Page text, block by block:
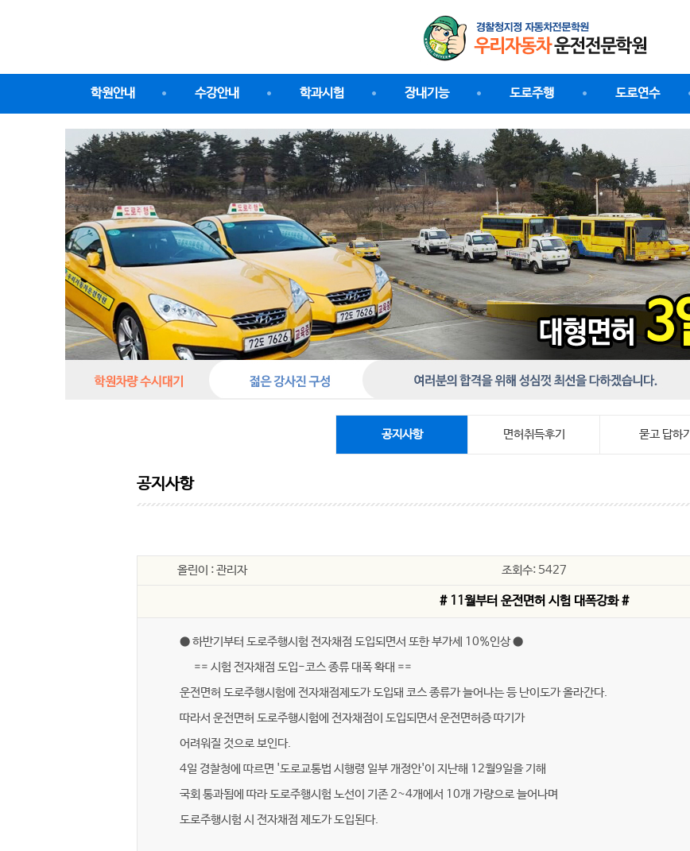
학원안내 수강안내 학과시험 장내기능 도로주행 도로연수
공지사항 면허취득후기 묻고 답하기
공지사항
올린이 : 관리자 조회수: 5427
# 11월부터 운전면허 시험 대폭강화 #
● 하반기부터 도로주행시험 전자채점 도입되면서 또한 부가세 10%인상 ●
== 시험 전자채점 도입-코스 종류 대폭 확대 ==
운전면허 도로주행시험에 전자채점제도가 도입돼 코스 종류가 늘어나는 등 난이도가 올라간다.
따라서 운전면허 도로주행시험에 전자채점이 도입되면서 운전면허증 따기가
어려워질 것으로 보인다.
4일 경찰청에 따르면 '도로교통법 시행령 일부 개정안'이 지난해 12월9일을 기해
국회 통과됨에 따라 도로주행시험 노선이 기존 2~4개에서 10개 가량으로 늘어나며
도로주행시험 시 전자채점 제도가 도입된다.